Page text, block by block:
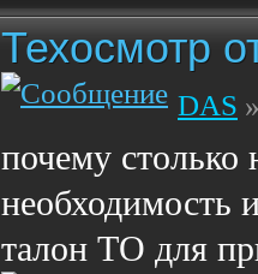
Техосмотр
DAS
почему столько
необходимость
талон ТО для